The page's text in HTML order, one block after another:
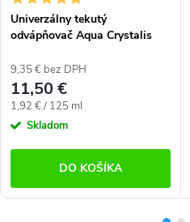
Univerzálny tekutý
odvápňovač Aqua Crystalis
9,35 € bez DPH
11,50 €
Jednotková
cena:
1,92 € / 125 ml
Skladom
DO KOŠÍKA